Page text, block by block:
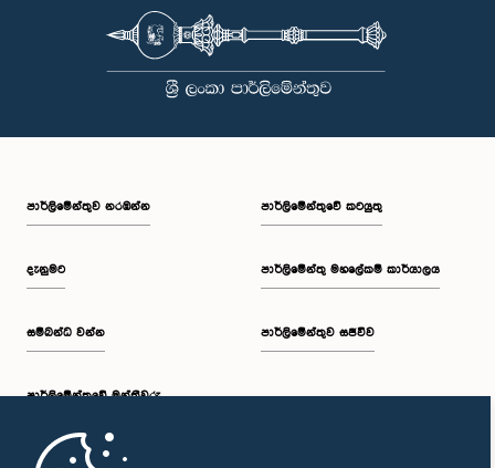
පාර්ලි‌මේන්තුව නරඹන්න
දැනුමට
සම්බන්ධ වන්න
පාර්ලි‌මේන්තුවේ මන්ත්‍රීවරු
මුල් පිටුව
පාර්ලිමේන්තුවේ කටයුතු
පාර්ලිමේන්තු මහලේකම් කාර්යාලය
පාර්ලිමේන්තුව සජීවීව